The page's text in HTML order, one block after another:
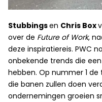
Stubbingsen Chris Box
over de Future of Work,
deze inspiratiereis. PWC
onbekende trends die
hebben. Op nummer 1
die banen zullen doen
ondernemingen groeien